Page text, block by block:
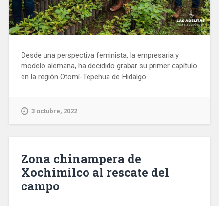
Desde una perspectiva feminista, la empresaria y
modelo alemana, ha decidido grabar su primer capítulo
en la región Otomí-Tepehua de Hidalgo...
3 octubre, 2022
Zona chinampera de
Xochimilco al rescate del
campo